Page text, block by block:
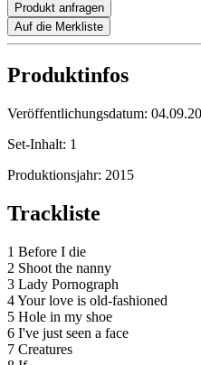
Produkt anfragen
Auf die Merkliste
Produktinfos
Veröffentlichungsdatum:
Set-Inhalt: 1
Produktionsjahr: 2015
Trackliste
1 Before I die
2 Shoot the nanny
3 Lady Pornograph
4 Your love is old-fashioned
5 Hole in my shoe
6 I've just seen a face
7 Creatures